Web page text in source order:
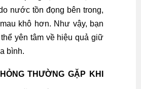
nước tồn đọng bên trong,
khô hơn. Như vậy, bạn
yên tâm về hiệu quả giữ
bình.
THƯỜNG GẶP KHI